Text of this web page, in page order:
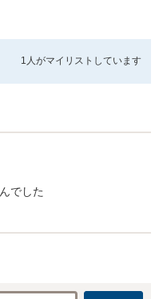
1人がマイリストしています
でした